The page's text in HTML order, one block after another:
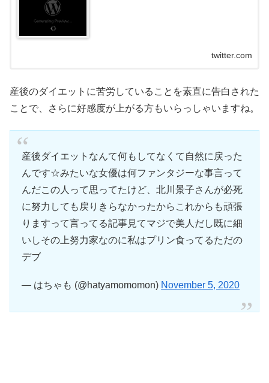
twitter.com
産後のダイエットに苦労していることを素直に告白された
ことで、さらに好感度が上がる方もいらっしゃいますね。
産後ダイエットなんて何もしてなくて自然に戻った
んです☆みたいな女優は何ファンタジーな事言って
んだこの人って思ってたけど、北川景子さんが必死
に努力しても戻りきらなかったからこれからも頑張
りますって言ってる記事見てマジで美人だし既に細
いしその上努力家なのに私はプリン食ってるただの
デブ
— はちゃも (@hatyamomomon) November 5, 2020